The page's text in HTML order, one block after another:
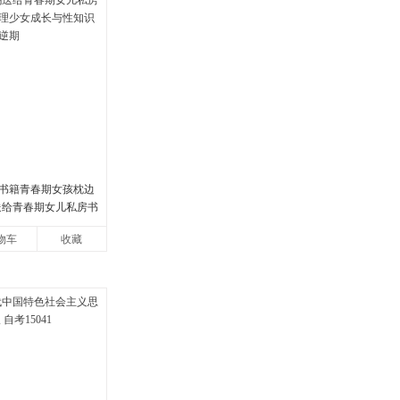
籍青春期女孩枕边
青春期女儿私房书
车 收藏